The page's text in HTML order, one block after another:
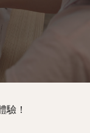
驗！